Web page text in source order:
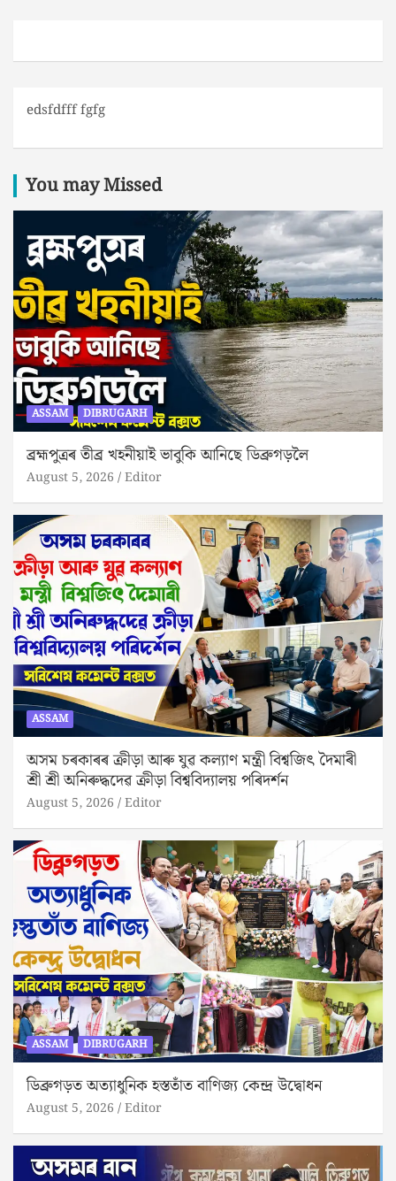
edsfdfff fgfg
You may Missed
ASSAM DIBRUGARH
ব্ৰহ্মপুত্ৰৰ তীব্ৰ খহনীয়াই ভাবুকি আনিছে ডিব্ৰুগড়লৈ
August 5, 2026 Editor
ASSAM
অসম চৰকাৰৰ ক্ৰীড়া আৰু যুৱ কল্যাণ মন্ত্ৰী বিশ্বজিৎ দৈমাৰী
শ্ৰী শ্ৰী অনিৰুদ্ধদেৱ ক্ৰীড়া বিশ্ববিদ্যালয় পৰিদৰ্শন
August 5, 2026 Editor
ASSAM DIBRUGARH
ডিব্ৰুগড়ত অত্যাধুনিক হস্ততাঁত বাণিজ্য কেন্দ্ৰ উদ্বোধন
August 5, 2026 Editor